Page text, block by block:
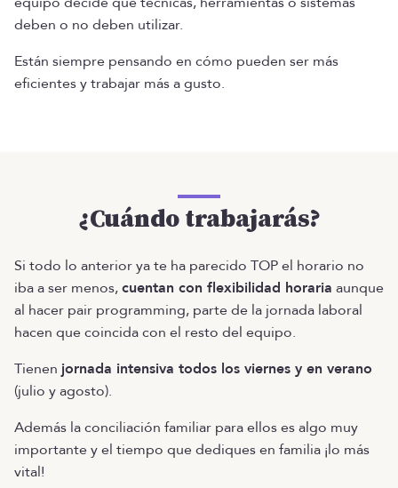
deben o no deben utilizar.
Están siempre pensando en cómo pueden ser más
eficientes y trabajar más a gusto.
¿Cuándo trabajarás?
Si todo lo anterior ya te ha parecido TOP el horario no
iba a ser menos,cuentan con flexibilidad horaria aunque
al hacer pair programming, parte de la jornada laboral
hacen que coincida con el resto del equipo.
Tienen jornada intensiva todos los viernes y en verano
(julio y agosto).
Además la conciliación familiar para ellos es algo muy
importante y el tiempo que dediques en familia ¡lo más
vital!